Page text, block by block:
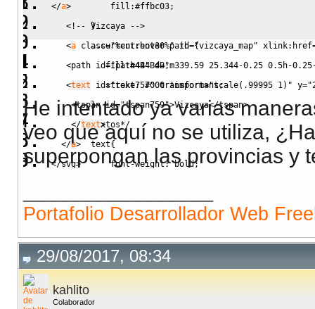
fill :#ffbc03;
}
a.current:hover path {
fill:#4B4B4B;
stroke: #000 !important;
}
/*Textos*/
text{
font-weight: bold;
tspan{
fill: #FFCF4C;
fill: #FFC34C;
font : 8px Verdana
tspan
</a>
<!-- Vizcaya -->
<a class="%current30%" id="vizcaya_map" xlink: href
<path id="path44" d="m339.59 25.344-0.25 0.5h-
<text id="text757" transform="scale(.99995 1)" y=
<tspan id="tspan759">Vizcaya</tspan>
</text>
</a>
</svg>
He intentado ya varias
veo que aquí no se utiliza,
superpongan las provincias y
Portafolio Desarrollador Web
29/08/2017, 08:34
kahlito
Colaborador